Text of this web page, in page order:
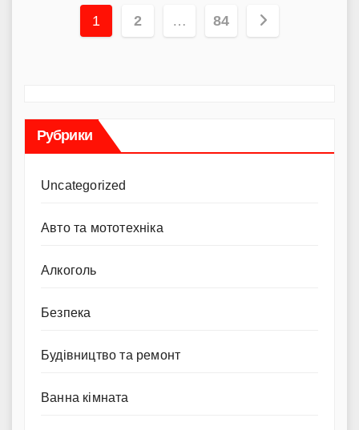
Пагінація
1 2 … 84
Рубрики
Uncategorized
Авто та мототехніка
Алкоголь
Безпека
Будівництво та ремонт
Ванна кімната